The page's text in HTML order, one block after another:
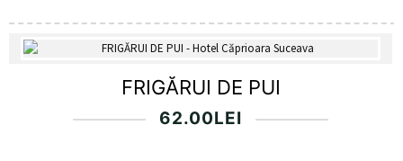
FRIGĂRUI DE PUI
62.00LEI